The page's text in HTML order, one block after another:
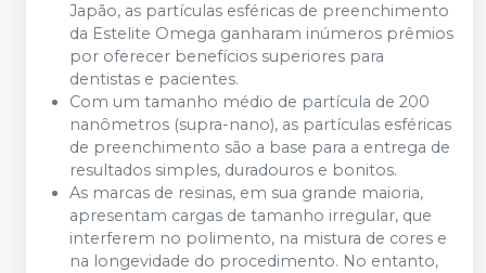
Japão, as partículas esféricas de preenchimento
da Estelite Omega ganharam inúmeros prêmios
por oferecer benefícios superiores para
dentistas e pacientes.
Com um tamanho médio de partícula de 200
nanômetros (supra-nano), as partículas esféricas
de preenchimento são a base para a entrega de
resultados simples, duradouros e bonitos.
As marcas de resinas, em sua grande maioria,
apresentam cargas de tamanho irregular, que
interferem no polimento, na mistura de cores e
na longevidade do procedimento. No entanto,